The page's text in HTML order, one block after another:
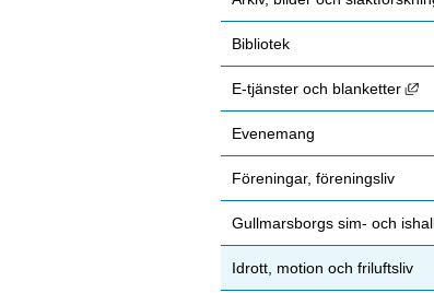
Bibliotek
E-tjänster och blanketter
Evenemang
Föreningar, föreningsliv
Gullmarsborgs sim- och
Idrott, motion och friluftsliv